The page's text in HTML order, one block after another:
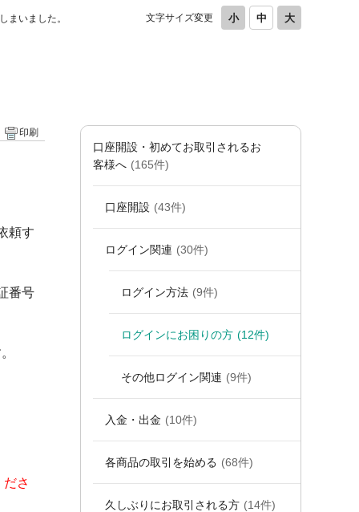
文字サイズ変更
まいました。
口座開設・初めてお取引されるお
客様へ (165件)
口座開設 (43件)
ログイン関連 (30件)
ログイン方法 (9件)
ログインにお困りの方 (12件)
その他ログイン関連 (9件)
入金・出金 (10件)
各商品の取引を始める (68件)
久しぶりにお取引される方 (14件)
印刷
頼す
番号
さ